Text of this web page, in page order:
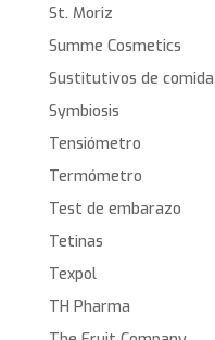
St. Moriz
Summe Cosmetics
Sustitutivos de comida
Symbiosis
Tensiómetro
Termómetro
Test de embarazo
Tetinas
Texpol
TH Pharma